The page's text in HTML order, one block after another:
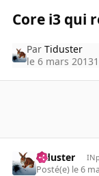
Core i3 qui
ParTiduster
le 6 mars 2013
Tiduster
Posté(e) le 6